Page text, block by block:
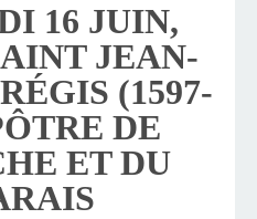
16 JUIN,
JEAN-
(1597-
DE
ET DU